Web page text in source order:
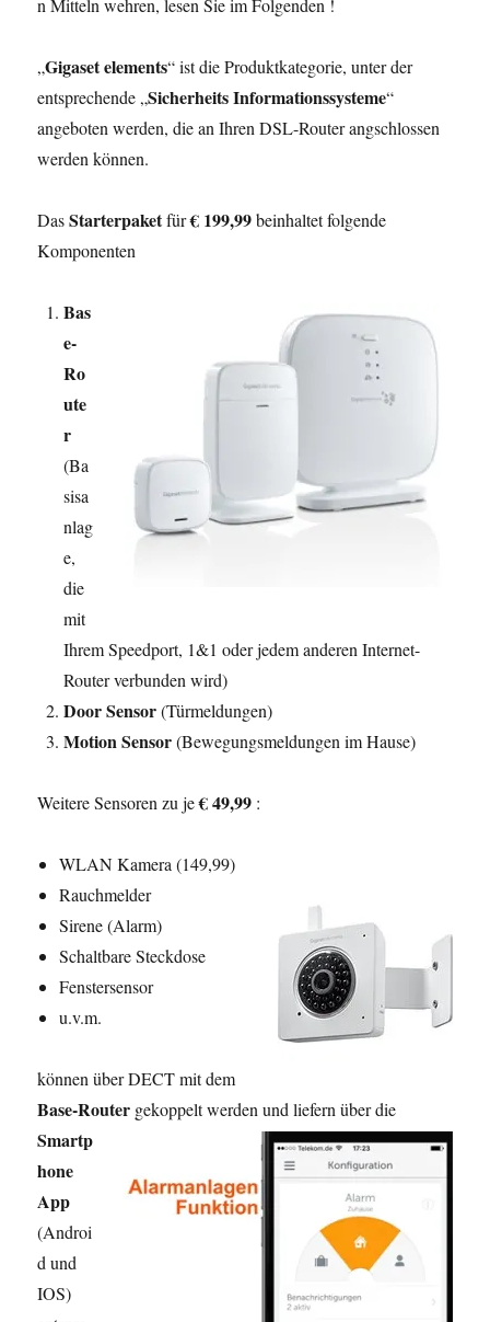
„Gigaset elements“ ist die Produktkategorie, unter der
entsprechende „Sicherheits Informationssysteme“
angeboten werden, die an Ihren DSL-Router angschlossen
werden können.
DasStarterpaketfür€ 199,99beinhaltet folgende
Komponenten
Bas
e-
Ro
ute
r
(Ba
sisa
nlag
e,
die
mit
Ihrem Speedport, 1&1 oder jedem anderen Internet-
Router verbunden wird)
Door Sensor(Türmeldungen)
Motion Sensor(Bewegungsmeldungen im Hause)
Weitere Sensoren zu je€ 49,99 :
WLAN Kamera (149,99)
Rauchmelder
Sirene (Alarm)
Schaltbare Steckdose
Fenstersensor
u.v.m.
können über DECT mit dem
Base-Router gekoppelt werden und liefern über die
Smartp
hone
App
(Androi
d und
IOS)